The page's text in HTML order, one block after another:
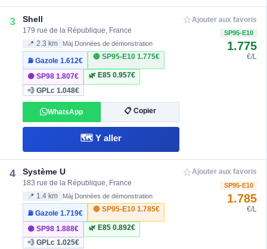
3 Shell
179 rue de la République, France
📍 2.3 km Màj Données de démonstration
⛽ Gazole1.612€
🔴 SP95-E10 1.775€
🟣 SP981.807€ 🌿 E85 0.957€
💨 GPLc1.048€
WhatsApp 📋 Copier
🗺️ Y aller
☆Ajouter aux favoris
SP95-E10
1.775
€/L
4 Système U
183 rue de la République, France
📍 1.4 km Màj Données de démonstration
⛽ Gazole1.719€
🔴 SP95-E10 1.785€
🟣 SP981.888€ 🌿 E85 0.892€
💨 GPLc1.025€
☆Ajouter aux favoris
SP95-E10
1.785
€/L